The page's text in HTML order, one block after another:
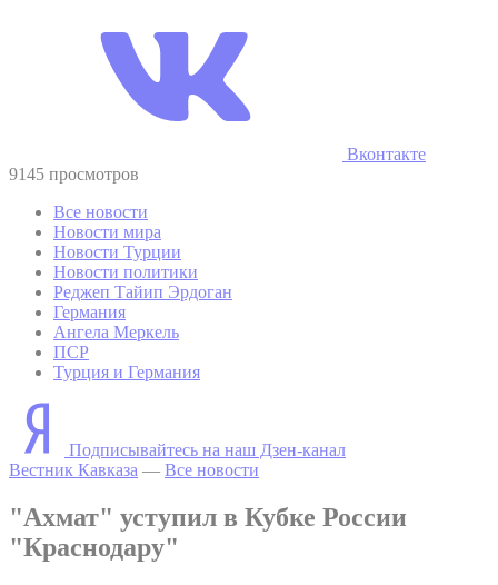
Вконтакте
9145 просмотров
Все новости
Новости мира
Новости Турции
Новости политики
Реджеп Тайип Эрдоган
Германия
Ангела Меркель
ПСР
Турция и Германия
Подписывайтесь на наш Дзен-канал
Вестник Кавказа — Все новости
"Ахмат" уступил в Кубке России
"Краснодару"